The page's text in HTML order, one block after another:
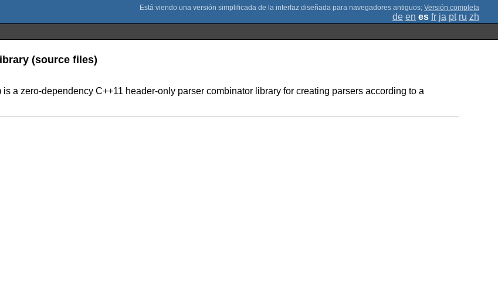
; Versión completa
de en es fr ja pt ru zh
(source files)
a zero-dependency C++11 header-only parser combinator library for creating parsers according to a